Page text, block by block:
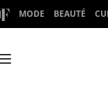
MODE BEAUTÉ